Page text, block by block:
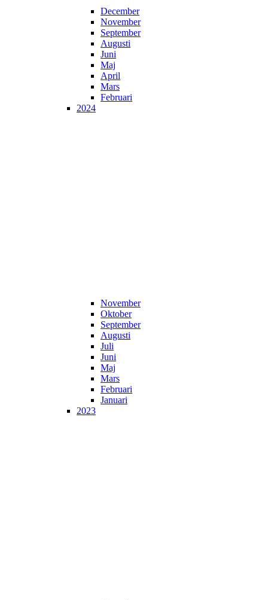
December
November
September
Augusti
Juni
Maj
April
Mars
Februari
2024
November
Oktober
September
Augusti
Juli
Juni
Maj
Mars
Februari
Januari
2023